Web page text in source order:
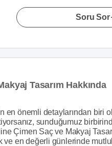
Soru Sor
Tasarım Hakkında
en önemli detaylarından biri
sunduğumuz
Çimen Saç ve Makyaj
ve en değerli günlerinde